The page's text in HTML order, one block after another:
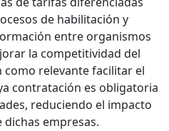
de habilitación y
entre organismos
la competitividad del
como relevante facilitar el
contratación es obligatoria
reduciendo el impacto
empresas.